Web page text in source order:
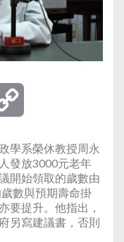
學系榮休教授周永
發放3000元老年
開始領取的歲數由
數與預期壽命掛
要提升。他指出，
另寫建議書，否則